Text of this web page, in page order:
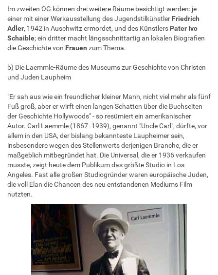
Im zweiten OG können drei weitere Räume besichtigt werden: je
einer mit einer Werkausstellung des Jugendstilkünstler Friedrich
Adler, 1942 in Auschwitz ermordet, und des Künstlers Pater Ivo
Schaible; ein dritter macht längsschnittartig an lokalen Biografien
die Geschichte von Frauen zum Thema.
b) Die Laemmle-Räume des Museums zur Geschichte von Christen
und Juden Laupheim
"Er sah aus wie ein freundlicher kleiner Mann, nicht viel mehr als fünf
Fuß groß, aber er wirft einen langen Schatten über die Buchseiten
der Geschichte Hollywoods" - so resümiert ein amerikanischer
Autor. Carl Laemmle (1867 -1939), genannt "Uncle Carl", dürfte, vor
allem in den USA, der bislang bekannteste Laupheimer sein,
insbesondere wegen des Stellenwerts derjenigen Branche, die er
maßgeblich mitbegründet hat. Die Universal, die er 1936 verkaufen
musste, zeigt heute dem Publikum das größte Studio in Los
Angeles. Fast alle großen Studiogründer waren europäische Juden,
die voll Elan die Chancen des neu entstandenen Mediums Film
nutzten.